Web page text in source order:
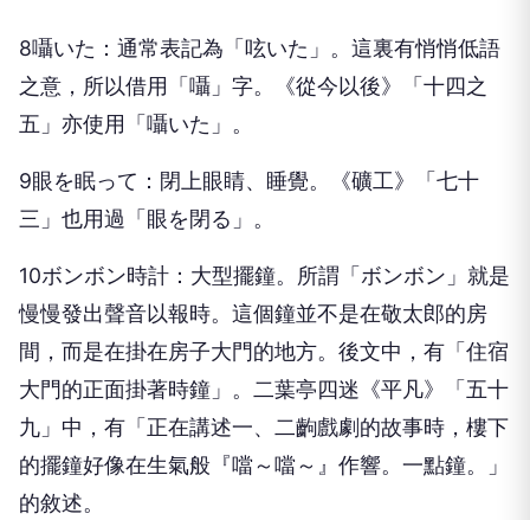
8囁いた：通常表記為「呟いた」。這裏有悄悄低語
之意，所以借用「囁」字。《從今以後》「十四之
五」亦使用「囁いた」。
9眼を眠って：閉上眼睛、睡覺。《礦工》「七十
三」也用過「眼を閉る」。
10ボンボン時計：大型擺鐘。所謂「ボンボン」就是
慢慢發出聲音以報時。這個鐘並不是在敬太郎的房
間，而是在掛在房子大門的地方。後文中，有「住宿
大門的正面掛著時鐘」。二葉亭四迷《平凡》「五十
九」中，有「正在講述一、二齣戲劇的故事時，樓下
的擺鐘好像在生氣般『噹～噹～』作響。一點鐘。」
的敘述。